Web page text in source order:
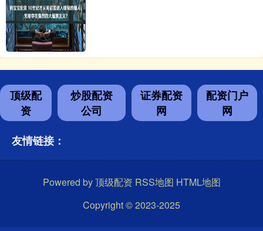
顶级配
资
炒股配资
公司
证券配资
网
配资门户
网
友情链接：
Powered by顶级配资 RSS地图 HTML地图
Copyright© 2023-2025